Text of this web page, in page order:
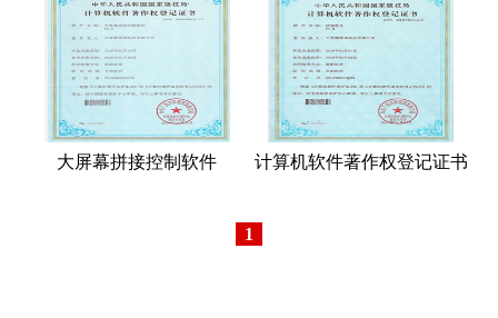
大屏幕拼接控制软件 计算机软件著作权登记证书
1